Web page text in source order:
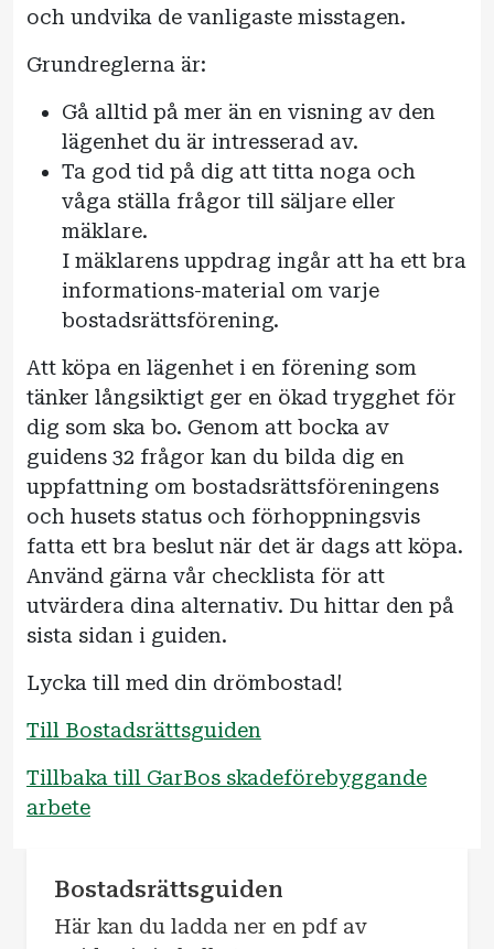
och undvika de vanligaste misstagen.
Grundreglerna är:
Gå alltid på mer än en visning av den
lägenhet du är intresserad av.
Ta god tid på dig att titta noga och
våga ställa frågor till säljare eller
mäklare.
I mäklarens uppdrag ingår att ha ett bra
informations-material om varje
bostadsrättsförening.
Att köpa en lägenhet i en förening som
tänker långsiktigt ger en ökad trygghet för
dig som ska bo. Genom att bocka av
guidens 32 frågor kan du bilda dig en
uppfattning om bostadsrättsföreningens
och husets status och förhoppningsvis
fatta ett bra beslut när det är dags att köpa.
Använd gärna vår checklista för att
utvärdera dina alternativ. Du hittar den på
sista sidan i guiden.
Lycka till med din drömbostad!
Till Bostadsrättsguiden
Tillbaka till GarBos skadeförebyggande
arbete
Bostadsrättsguiden
Här kan du ladda ner en pdf av